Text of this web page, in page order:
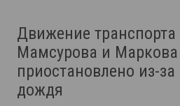
Движение
Мамсурова и Маркова
приостановлено из-
дождя